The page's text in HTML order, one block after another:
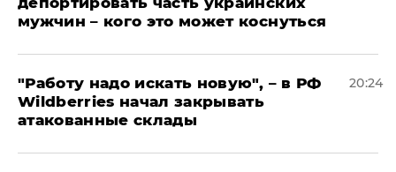
мужчин – кого это может коснуться
"Работу надо искать новую", – в РФ
Wildberries начал закрывать
атакованные склады
20:24